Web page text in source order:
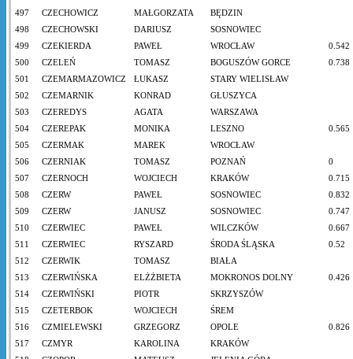
497
CZECHOWICZ MAŁGORZATA
BĘDZIN
498
CZECHOWSKI DARIUSZ
SOSNOWIEC
499
CZEKIERDA PAWEŁ WROCŁAW
0.542
500
CZELEŃ TOMASZ BOGUSZÓW GORCE
0.738
501
CZEMARMAZOWICZ ŁUKASZ
STARY WIELISŁAW
502
CZEMARNIK KONRAD
GŁUSZYCA
503
CZEREDYS AGATA
WARSZAWA
504
CZEREPAK MONIKA LESZNO
0.565
505
CZERMAK MAREK
WROCŁAW
506
CZERNIAK TOMASZ POZNAŃ
0
507
CZERNOCH WOJCIECH KRAKÓW
0.715
508
CZERW PAWEŁ SOSNOWIEC
0.832
509
CZERW JANUSZ SOSNOWIEC
0.747
510
CZERWIEC PAWEŁ WILCZKÓW
0.667
511
CZERWIEC RYSZARD ŚRODA ŚLĄSKA
0.52
512
CZERWIK TOMASZ
BIAŁA
513
CZERWIŃSKA ELŻŻBIETA MOKRONOS DOLNY
0.426
514
CZERWIŃSKI PIOTR
SKRZYSZÓW
515
CZETERBOK WOJCIECH
ŚREM
516
CZMIELEWSKI GRZEGORZ OPOLE
0.826
517
CZMYR KAROLINA
KRAKÓW